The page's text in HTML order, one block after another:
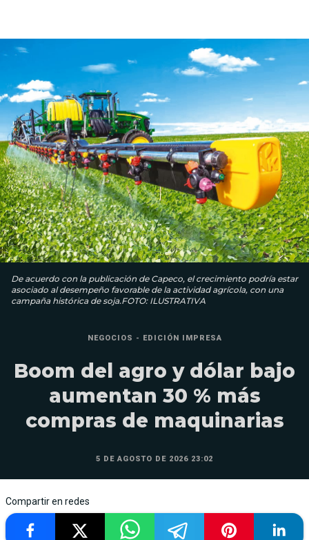
De acuerdo con la publicación de Capeco, el crecimiento podría estar
asociado al desempeño favorable de la actividad agrícola, con una
campaña histórica de soja.FOTO: ILUSTRATIVA
NEGOCIOS - EDICIÓN IMPRESA
Boom del agro y dólar bajo
aumentan 30 % más
compras de maquinarias
5 DE AGOSTO DE 2026 23:02
Compartir en redes